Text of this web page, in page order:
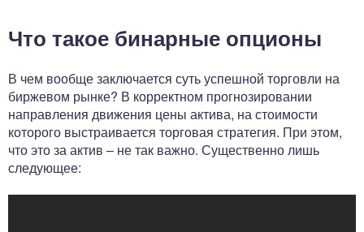
Что такое бинарные опционы
В чем вообще заключается суть успешной торговли на
биржевом рынке? В корректном прогнозировании
направления движения цены актива, на стоимости
которого выстраивается торговая стратегия. При этом,
что это за актив – не так важно. Существенно лишь
следующее: